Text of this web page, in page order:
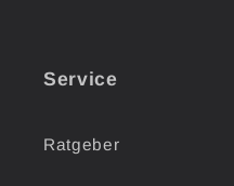
Service
Ratgeber